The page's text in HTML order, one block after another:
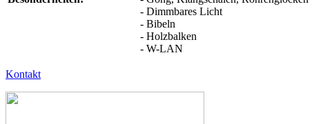
- Dimmbares Licht
- Bibeln
- Holzbalken
- W-LAN
Kontakt